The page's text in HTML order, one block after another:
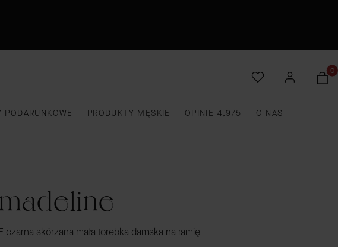
PODARUNKOWE PRODUKTY MĘSKIE OPINIE 4,9/5 O NAS
czarna skórzana mała torebka damska na ramię